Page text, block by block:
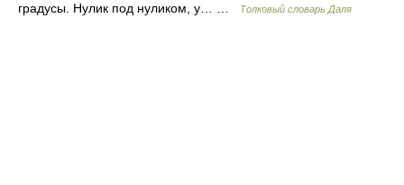
градусы. Нулик под нуликом, у… …
Толковый словарь Даля